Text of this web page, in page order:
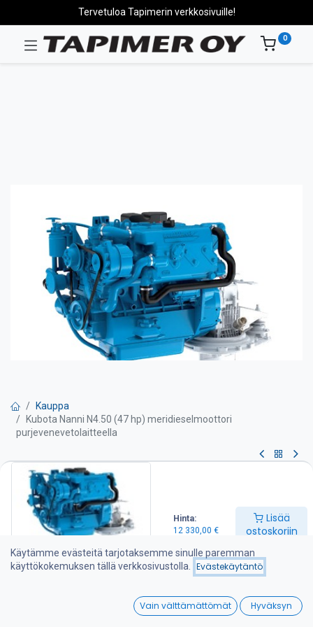
Hinta:
12 330,00 €
Lisää
ostoskoriin
Wishlist
Tervetuloa Tapimerin verkkosivuille!
0
Kauppa
Kubota Nanni N4.50 (47 hp) meridieselmoottori
purjevenevetolaitteella
Kubota Nanni N4.50 (47 hp)
meridieselmoottori
purjevenevetolaitteella
Teho 47-50 hv
Kierrosluku 2800 kierr./min
Paino 259 kg purjevenevetolaitteen kanssa
Moottori sisältää seuraavat varusteet:
Käytämme evästeitä tarjotaksemme sinulle paremman
käyttökokemuksen tällä verkkosivustolla.
Evästekäytäntö
Vain välttämättömät Hyväksyn